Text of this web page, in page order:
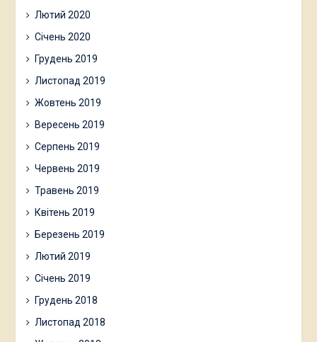
Лютий 2020
Січень 2020
Грудень 2019
Листопад 2019
Жовтень 2019
Вересень 2019
Серпень 2019
Червень 2019
Травень 2019
Квітень 2019
Березень 2019
Лютий 2019
Січень 2019
Грудень 2018
Листопад 2018